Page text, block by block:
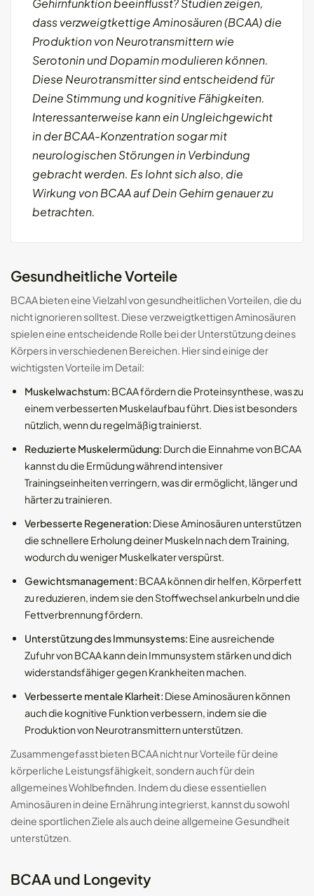
Gehirnfunktion beeinflusst? Studien zeigen,
dass verzweigtkettige Aminosäuren (BCAA) die
Produktion von Neurotransmittern wie
Serotonin und Dopamin modulieren können.
Diese Neurotransmitter sind entscheidend für
Deine Stimmung und kognitive Fähigkeiten.
Interessanterweise kann ein Ungleichgewicht
in der BCAA-Konzentration sogar mit
neurologischen Störungen in Verbindung
gebracht werden. Es lohnt sich also, die
Wirkung von BCAA auf Dein Gehirn genauer zu
betrachten.
Gesundheitliche Vorteile
BCAA bieten eine Vielzahl von gesundheitlichen Vorteilen, die du
nicht ignorieren solltest. Diese verzweigtkettigen Aminosäuren
spielen eine entscheidende Rolle bei der Unterstützung deines
Körpers in verschiedenen Bereichen. Hier sind einige der
wichtigsten Vorteile im Detail:
Muskelwachstum: BCAA fördern die Proteinsynthese, was zu
einem verbesserten Muskelaufbau führt. Dies ist besonders
nützlich, wenn du regelmäßig trainierst.
Reduzierte Muskelermüdung: Durch die Einnahme von BCAA
kannst du die Ermüdung während intensiver
Trainingseinheiten verringern, was dir ermöglicht, länger und
härter zu trainieren.
Verbesserte Regeneration: Diese Aminosäuren unterstützen
die schnellere Erholung deiner Muskeln nach dem Training,
wodurch du weniger Muskelkater verspürst.
Gewichtsmanagement: BCAA können dir helfen, Körperfett
zu reduzieren, indem sie den Stoffwechsel ankurbeln und die
Fettverbrennung fördern.
Unterstützung des Immunsystems: Eine ausreichende
Zufuhr von BCAA kann dein Immunsystem stärken und dich
widerstandsfähiger gegen Krankheiten machen.
Verbesserte mentale Klarheit: Diese Aminosäuren können
auch die kognitive Funktion verbessern, indem sie die
Produktion von Neurotransmittern unterstützen.
Zusammengefasst bieten BCAA nicht nur Vorteile für deine
körperliche Leistungsfähigkeit, sondern auch für dein
allgemeines Wohlbefinden. Indem du diese essentiellen
Aminosäuren in deine Ernährung integrierst, kannst du sowohl
deine sportlichen Ziele als auch deine allgemeine Gesundheit
unterstützen.
BCAA und Longevity